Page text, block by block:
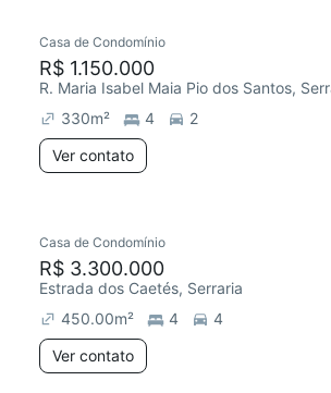
Casa de Condomínio
R$ 1.150.000
R. Maria Isabel Maia Pio dos Santos,
330m² 4
2
Ver contato
Casa de Condomínio
R$ 3.300.000
Estrada dos Caetés, Serraria
450.00m² 4
4
Ver contato